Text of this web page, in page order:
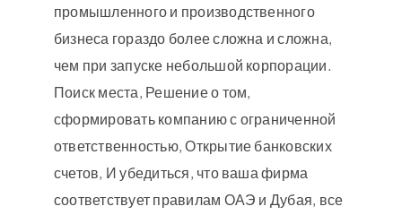
промышленного и производственного
бизнеса гораздо более сложна и сложна,
чем при запуске небольшой корпорации.
Поиск места, Решение о том,
сформировать компанию с ограниченной
ответственностью, Открытие банковских
счетов, И убедиться, что ваша фирма
соответствует правилам ОАЭ и Дубая, все